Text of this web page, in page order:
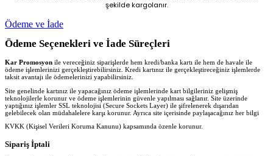
şekilde kargolanır.
Ödeme ve İade
Ödeme Seçenekleri ve İade Süreçleri
Kar Promosyon ile vereceğiniz siparişlerde hem kredi/banka kartı ile hem de havale ile
ödeme işlemlerinizi gerçekleştirebilirsiniz. Kredi kartınız ile gerçekleştireceğiniz işlemlerde
taksit avantajı ile ödemelerinizi yapabilirsiniz.
Site genelinde kartınız ile yapacağınız ödeme işlemlerinde kart bilgileriniz gelişmiş
teknolojilerle korunur ve ödeme işlemlerinin güvenle yapılması sağlanır. Site üzerinde
yaptığınız işlemler SSL teknolojisi (Secure Sockets Layer) ile şifrelenerek dışarıdan
gelebilecek olan müdahalelere karşı korunur. Ayrıca site içerisinde paylaşacağınız her bilgi
KVKK (Kişisel Verileri Koruma Kanunu) kapsamında özenle korunur.
Sipariş İptali